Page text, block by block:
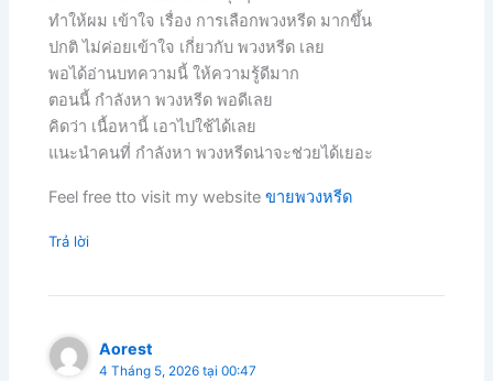
ทำให้ผม เข้าใจ เรื่อง การเลือกพวงหรีด มากขึ้น
ปกติ ไม่ค่อยเข้าใจ เกี่ยวกับ พวงหรีด เลย
พอได้อ่านบทความนี้ ให้ความรู้ดีมาก
ตอนนี้ กำลังหา พวงหรีด พอดีเลย
คิดว่า เนื้อหานี้ เอาไปใช้ได้เลย
แนะนำคนที่ กำลังหา พวงหรีดน่าจะช่วยได้เยอะ
Feel free tto visit my websiteขายพวงหรีด
Trả lời
Aorest
4 Tháng 5, 2026 tại 00:47